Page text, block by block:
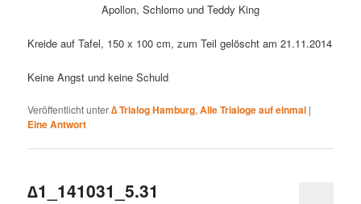
Apollon, Schlomo und Teddy King
Kreide auf Tafel, 150 x 100 cm, zum Teil gelöscht am 21.11.2014
Keine Angst und keine Schuld
Veröffentlicht unter∆ Trialog Hamburg,Alle Trialoge auf einmal |
EineAntwort
∆1_141031_5.31